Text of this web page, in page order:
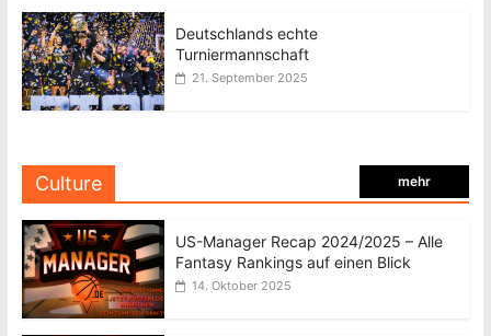
Deutschlands echte
Turniermannschaft
21. September 2025
Culture mehr
US-Manager Recap 2024/2025 – Alle
Fantasy Rankings auf einen Blick
14. Oktober 2025